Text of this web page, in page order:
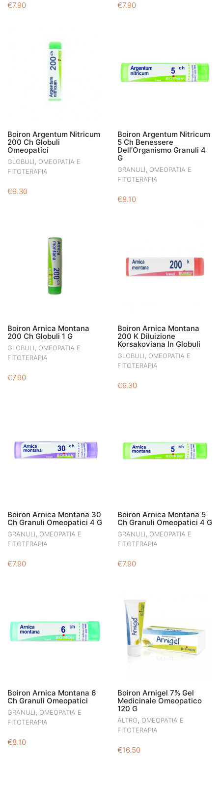
€7.90 €7.90
Boiron Argentum Nitricum
200 Ch Globuli
Omeopatici
GLOBULI, OMEOPATIA E
FITOTERAPIA
€9.30
Boiron Argentum Nitricum
5 Ch Benessere
Dell’Organismo Granuli 4
G
GRANULI, OMEOPATIA E
FITOTERAPIA
€8.10
Boiron Arnica Montana
200 Ch Globuli 1 G
GLOBULI, OMEOPATIA E
FITOTERAPIA
€7.90
Boiron Arnica Montana
200 K Diluizione
Korsakoviana In Globuli
GLOBULI, OMEOPATIA E
FITOTERAPIA
€6.30
Boiron Arnica Montana 30
Ch Granuli Omeopatici 4 G
GRANULI, OMEOPATIA E
FITOTERAPIA
€7.90
Boiron Arnica Montana 5
Ch Granuli Omeopatici 4 G
GRANULI, OMEOPATIA E
FITOTERAPIA
€7.90
Boiron Arnica Montana 6
Ch Granuli Omeopatici
GRANULI, OMEOPATIA E
FITOTERAPIA
€8.10
Boiron Arnigel 7% Gel
Medicinale Omeopatico
120 G
ALTRO, OMEOPATIA E
FITOTERAPIA
€16.50